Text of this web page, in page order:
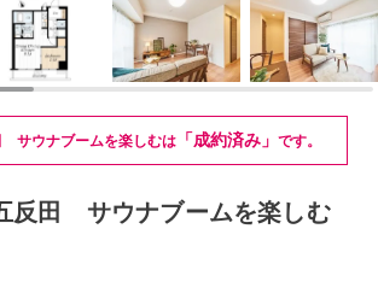
サウナブームを楽しむは 「成約済み」 です。
反田 サウナブームを楽しむ